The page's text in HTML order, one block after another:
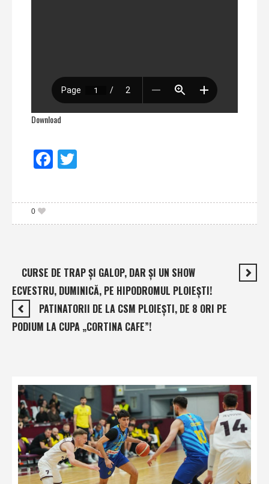
Download
Facebook
0
CURSE DE TRAP ŞI GALOP, DAR ŞI UN SHOW
ECVESTRU, DUMINICĂ, PE HIPODROMUL PLOIEŞTI!
PATINATORII DE LA CSM PLOIEŞTI, DE 8 ORI PE
PODIUM LA CUPA „CORTINA CAFE”!